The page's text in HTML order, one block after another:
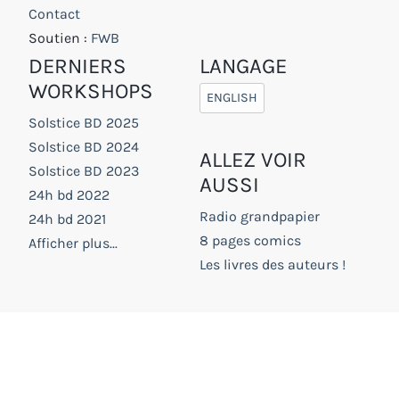
Contact
Soutien : FWB
DERNIERS
WORKSHOPS
Solstice BD 2025
Solstice BD 2024
Solstice BD 2023
24h bd 2022
24h bd 2021
Afficher plus...
LANGAGE
ENGLISH
ALLEZ VOIR
AUSSI
Radio grandpapier
8 pages comics
Les livres des auteurs !